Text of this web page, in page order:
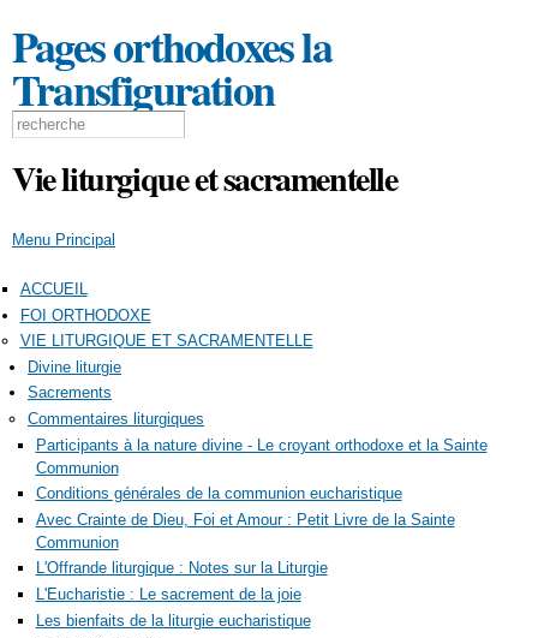
contenu
principal
Pages orthodoxes la
Transfiguration
Formulaire de recherche
Search this site
Vie liturgique et sacramentelle
Menu Principal
ACCUEIL
FOI ORTHODOXE
VIE LITURGIQUE ET SACRAMENTELLE
Divine liturgie
Sacrements
Commentaires liturgiques
Participants à la nature divine - Le croyant orthodoxe et la Sainte
Communion
Conditions générales de la communion eucharistique
Avec Crainte de Dieu, Foi et Amour : Petit Livre de la Sainte
Communion
L'Offrande liturgique : Notes sur la Liturgie
L'Eucharistie : Le sacrement de la joie
Les bienfaits de la liturgie eucharistique